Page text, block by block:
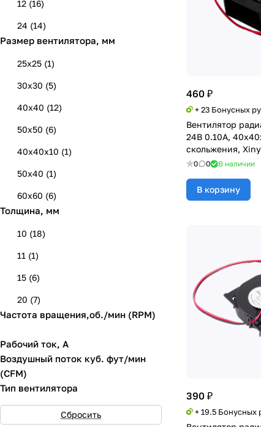
460 ₽
+ 23 Бонусных
Вентилятор
24В 0.10А,
скольжения,
0 0 В наличии
В корзину
390 ₽
+ 19.5 Бонусных
12 (16)
24 (14)
Размер вентилятора, мм
25x25 (1)
30x30 (5)
40x40 (12)
50x50 (6)
40x40х10 (1)
50x40 (1)
60x60 (6)
Толщина, мм
10 (18)
11 (1)
15 (6)
20 (7)
Частота вращения,об./мин (RPM)
Рабочий ток, А
Воздушный поток куб. фут/мин
(CFM)
Тип вентилятора
Сбросить